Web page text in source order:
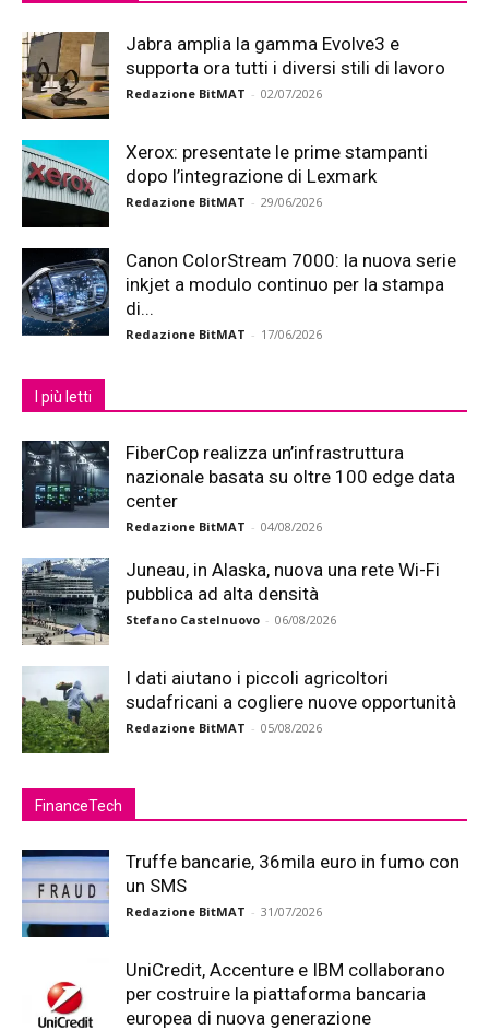
Jabra amplia la gamma Evolve3 e
supporta ora tutti i diversi stili di lavoro
Redazione BitMAT - 02/07/2026
Xerox: presentate le prime stampanti
dopo l’integrazione di Lexmark
Redazione BitMAT - 29/06/2026
Canon ColorStream 7000: la nuova serie
inkjet a modulo continuo per la stampa
di...
Redazione BitMAT - 17/06/2026
I più letti
FiberCop realizza un’infrastruttura
nazionale basata su oltre 100 edge data
center
Redazione BitMAT - 04/08/2026
Juneau, in Alaska, nuova una rete Wi-Fi
pubblica ad alta densità
Stefano Castelnuovo - 06/08/2026
I dati aiutano i piccoli agricoltori
sudafricani a cogliere nuove opportunità
Redazione BitMAT - 05/08/2026
FinanceTech
Truffe bancarie, 36mila euro in fumo con
un SMS
Redazione BitMAT - 31/07/2026
UniCredit, Accenture e IBM collaborano
per costruire la piattaforma bancaria
europea di nuova generazione